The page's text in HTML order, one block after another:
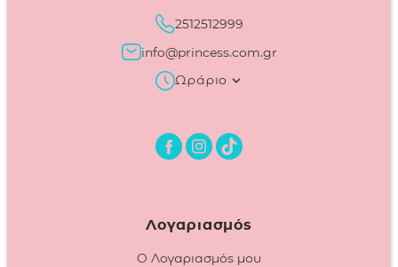
2512512999
info@princess.com.gr
Ωράριο
Λογαριασμός
Ο Λογαριασμός μου